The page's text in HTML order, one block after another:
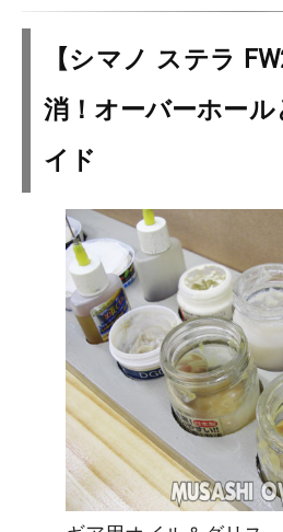
【シマノ ステラ
消！オーバーホー
イド